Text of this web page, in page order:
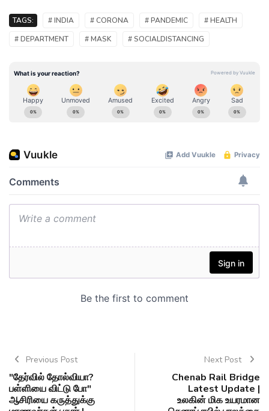
TAGS: # INDIA # CORONA # PANDEMIC
# HEALTH
# DEPARTMENT
# MASK # SOCIALDISTANCING
Previous Post
"தேர்வில் தோல்வியா?
பள்ளியை விட்டு போ"
ஆசிரியை கருத்துக்கு
Next Post
Chenab Rail Bridge
Latest Update |
உலகின் மிக உயரமான